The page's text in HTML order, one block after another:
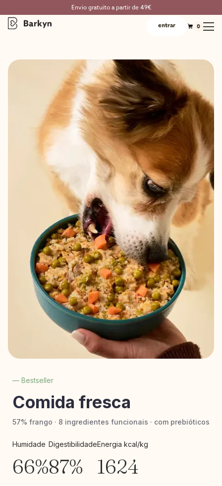
Envio gratuito a partir de 49€
entrar 0
— Bestseller
Comida fresca
57% frango · 8 ingredientes funcionais · com prebióticos
Humidade
66%
Digestibilidade
87%
Energia kcal/kg
1624